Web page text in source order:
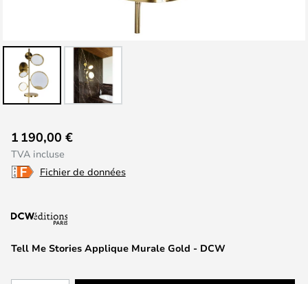
to
the
beginning
the
gallery
Tell Me Stories Applique Murale Gold - DCW
1 190,00 €
TVA incluse
Fichier de données